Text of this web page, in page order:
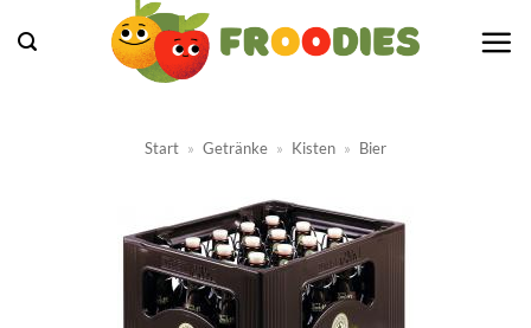
Inhalt
Start » Getränke » Kisten » Bier